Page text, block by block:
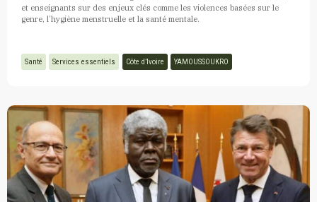
et enseignants sur des enjeux clés comme les violences basées sur le
genre, l’hygiène menstruelle et la santé mentale.
Santé Services essentiels Côte d’Ivoire YAMOUSSOUKRO